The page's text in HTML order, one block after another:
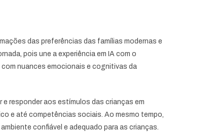
das preferências das famílias modernas e
pois une a experiência em IA com o
nuances emocionais e cognitivas da
responder aos estímulos das crianças em
e até competências sociais. Ao mesmo tempo,
confiável e adequado para as crianças.